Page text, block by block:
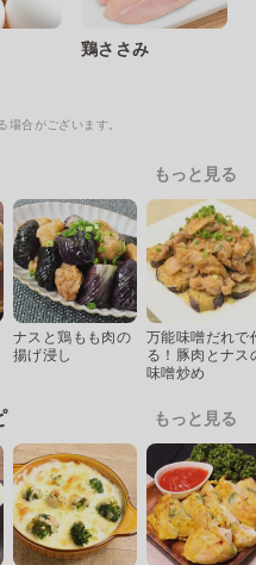
鶏ささみ
合がございます。
もっと見る
ナスと鶏もも肉の
揚げ浸し
万能味噌だれで
る！豚肉とナス
味噌炒め
もっと見る